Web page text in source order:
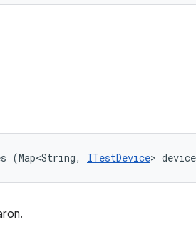
(Map<String, ITestDevice>